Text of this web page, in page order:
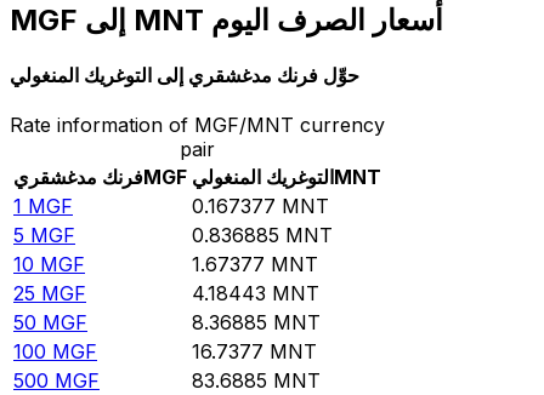
MGF إلى MNT أسعار الصرف اليوم
حوِّل فرنك مدغشقري إلى التوغريك المنغولي
Rate information of MGF/MNT currency
pair
فرنك مدغشقريMGF التوغريك المنغوليMNT
1 MGF 0.167377 MNT
5 MGF 0.836885 MNT
10 MGF 1.67377 MNT
25 MGF 4.18443 MNT
50 MGF 8.36885 MNT
100 MGF 16.7377 MNT
500 MGF 83.6885 MNT